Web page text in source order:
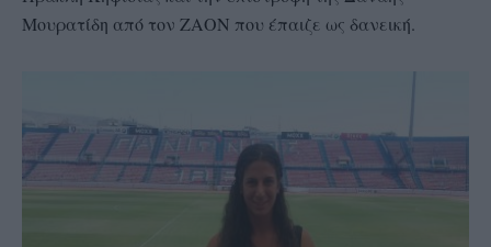
Μουρατίδη από τον ΖΑΟΝ που έπαιζε ως δανεική.